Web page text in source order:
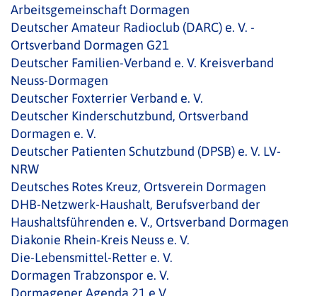
Arbeitsgemeinschaft Dormagen
Deutscher Amateur Radioclub (DARC) e. V. -
Ortsverband Dormagen G21
Deutscher Familien-Verband e. V. Kreisverband
Neuss-Dormagen
Deutscher Foxterrier Verband e. V.
Deutscher Kinderschutzbund, Ortsverband
Dormagen e. V.
Deutscher Patienten Schutzbund (DPSB) e. V. LV-
NRW
Deutsches Rotes Kreuz, Ortsverein Dormagen
DHB-Netzwerk-Haushalt, Berufsverband der
Haushaltsführenden e. V., Ortsverband Dormagen
Diakonie Rhein-Kreis Neuss e. V.
Die-Lebensmittel-Retter e. V.
Dormagen Trabzonspor e. V.
Dormagener Agenda 21 e.V.